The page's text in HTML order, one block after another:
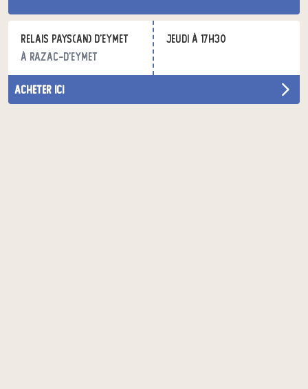
Relais Pays(an) d'Eymet
à Razac-d'Eymet
jeudi à 17h30
acheter ici